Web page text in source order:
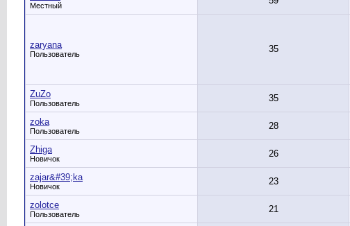
Местный
zaryana
Пользователь 35
ZuZo
Пользователь 35
zoka
Пользователь 28
Zhiga
Новичок 26
zajar&#39;ka
Новичок 23
zolotce
Пользователь 21